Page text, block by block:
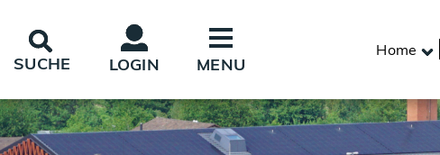
Kopfzeile
SUCHE LOGIN
Home
Inhalt